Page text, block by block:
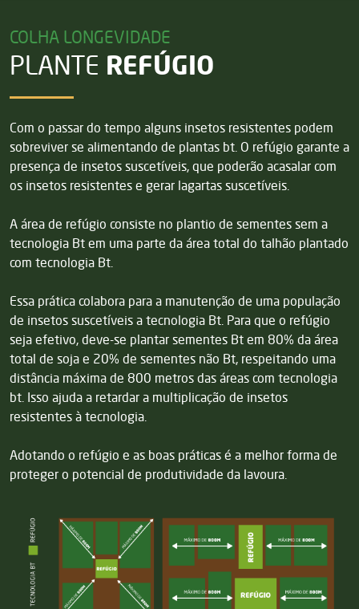
COLHA LONGEVIDADE
PLANTE REFÚGIO
Com o passar do tempo alguns insetos resistentes podem
sobreviver se alimentando de plantas bt. O refúgio garante a
presença de insetos suscetíveis, que poderão acasalar com
os insetos resistentes e gerar lagartas suscetíveis.
A área de refúgio consiste no plantio de sementes sem a
tecnologia Bt em uma parte da área total do talhão plantado
com tecnologia Bt.
Essa prática colabora para a manutenção de uma população
de insetos suscetíveis a tecnologia Bt. Para que o refúgio
seja efetivo, deve-se plantar sementes Bt em 80% da área
total de soja e 20% de sementes não Bt, respeitando uma
distância máxima de 800 metros das áreas com tecnologia
bt. Isso ajuda a retardar a multiplicação de insetos
resistentes à tecnologia.
Adotando o refúgio e as boas práticas é a melhor forma de
proteger o potencial de produtividade da lavoura.